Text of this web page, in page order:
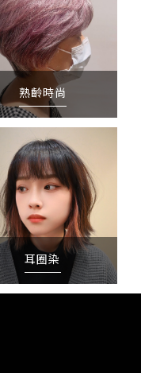
熟齡時尚
耳圈染